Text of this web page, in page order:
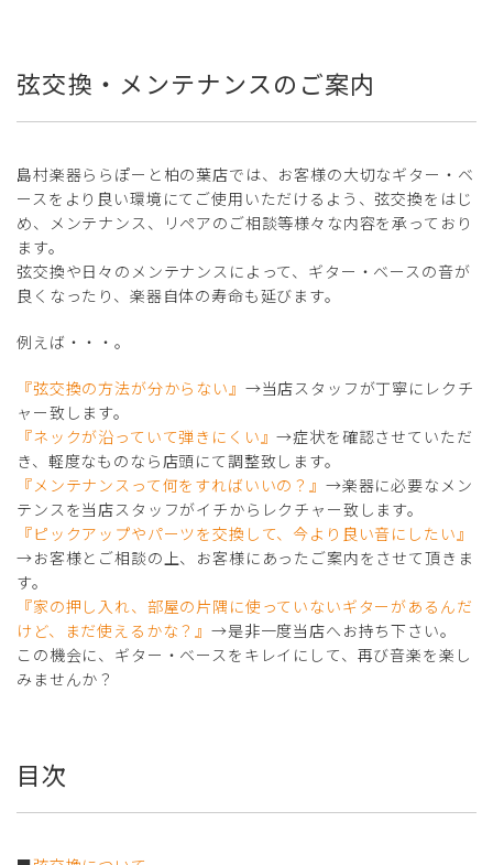
弦交換・メンテナンスのご案内
島村楽器ららぽーと柏の葉店では、お客様の大切なギター・ベ
ースをより良い環境にてご使用いただけるよう、弦交換をはじ
め、メンテナンス、リペアのご相談等様々な内容を承っており
ます。
弦交換や日々のメンテナンスによって、ギター・ベースの音が
良くなったり、楽器自体の寿命も延びます。
例えば・・・。
『弦交換の方法が分からない』 →当店スタッフが丁寧にレクチ
ャー致します。
『ネックが沿っていて弾きにくい』→症状を確認させていただ
き、軽度なものなら店頭にて調整致します。
『メンテナンスって何をすればいいの？』 →楽器に必要なメン
テンスを当店スタッフがイチからレクチャー致します。
『ピックアップやパーツを交換して、今より良い音にしたい』
→お客様とご相談の上、お客様にあったご案内をさせて頂きま
す。
『家の押し入れ、部屋の片隅に使っていないギターがあるんだ
けど、まだ使えるかな？』→是非一度当店へお持ち下さい。
この機会に、ギター・ベースをキレイにして、再び音楽を楽し
みませんか？
目次